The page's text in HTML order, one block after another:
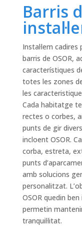
Barris
Instal·lem
barris de OSOR,
característiques
totes les zones
les
Cada habitatge
rectes o corbes,
punts de gir
incloent OSOR.
corba, estreta,
punts
amb solucions
personalitzat.
OSOR quedin
permetin
tranquil·litat.